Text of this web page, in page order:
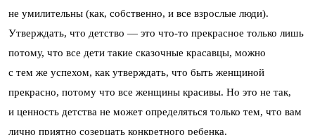
не умилительны (как, собственно, и все взрослые люди).
Утверждать, что детство — это что-то прекрасное только лишь
потому, что все дети такие сказочные красавцы, можно
с тем же успехом, как утверждать, что быть женщиной
прекрасно, потому что все женщины красивы. Но это не так,
и ценность детства не может определяться только тем, что вам
лично приятно созерцать конкретного ребенка.